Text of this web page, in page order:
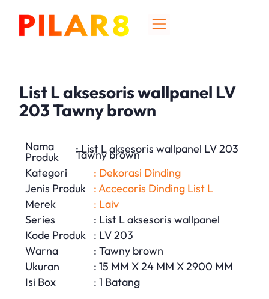
List L aksesoris wallpanel LV
203 Tawny brown
Nama
Produk
: List L aksesoris wallpanel LV 203
Tawny brown
Kategori
: Dekorasi Dinding
Jenis Produk
: Accecoris Dinding List L
Merek
: Laiv
Series
: List L aksesoris wallpanel
Kode Produk
: LV 203
Warna
: Tawny brown
Ukuran
: 15 MM X 24 MM X 2900 MM
Isi Box
: 1 Batang